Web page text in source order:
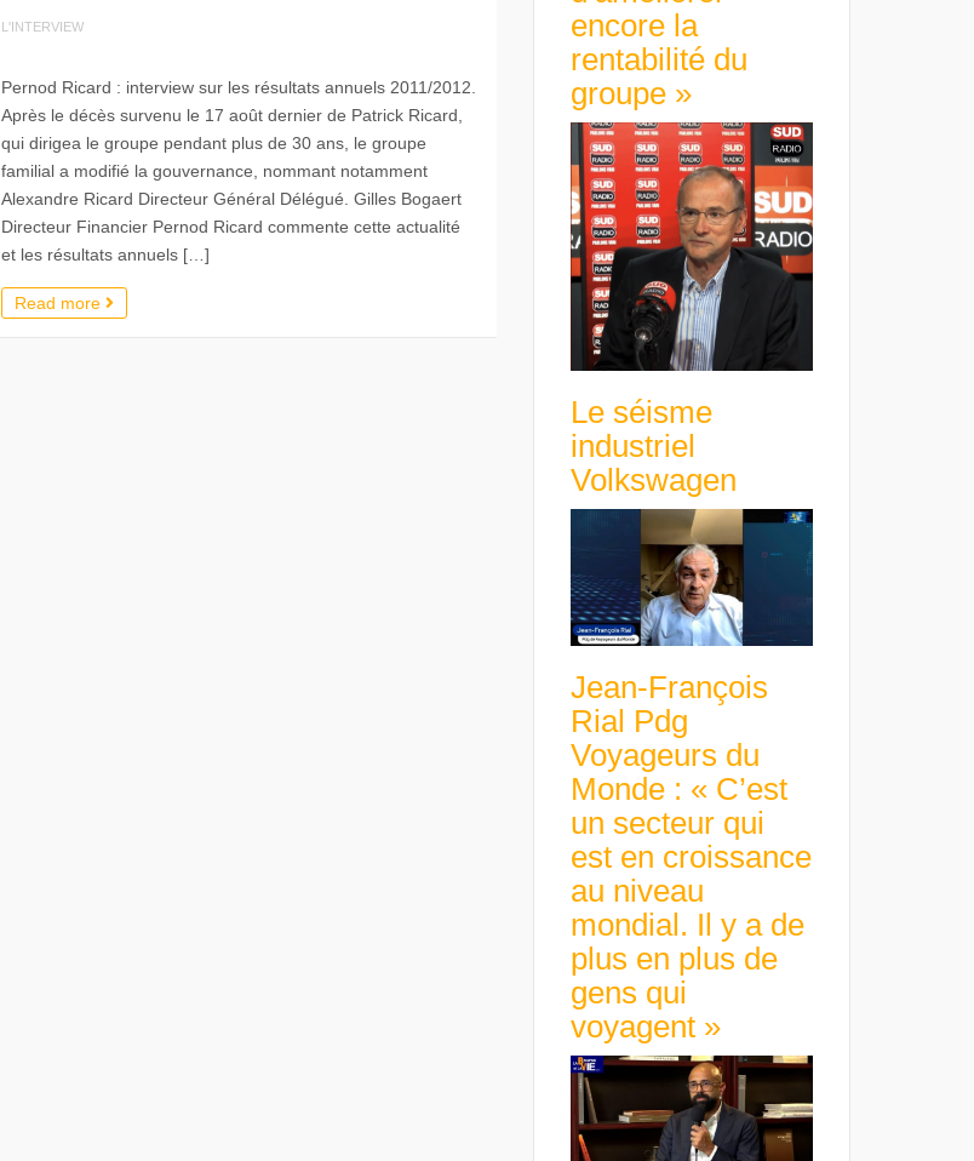
L'INTERVIEW
Pernod Ricard : interview sur les résultats annuels 2011/2012.
Après le décès survenu le 17 août dernier de Patrick Ricard,
qui dirigea le groupe pendant plus de 30 ans, le groupe
familial a modifié la gouvernance, nommant notamment
Alexandre Ricard Directeur Général Délégué. Gilles Bogaert
Directeur Financier Pernod Ricard commente cette actualité
et les résultats annuels […]
Read more
encore la
rentabilité du
groupe »
Le séisme
industriel
Volkswagen
Jean-François
Rial Pdg
Voyageurs du
Monde : « C’est
un secteur qui
est en croissance
au niveau
mondial. Il y a de
plus en plus de
gens qui
voyagent »